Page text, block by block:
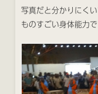
写真だと分かりにく
ものすごい身体能力で